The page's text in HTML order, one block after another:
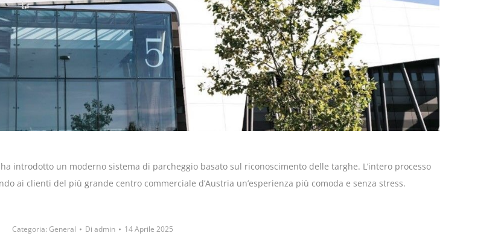
introdotto un moderno sistema di parcheggio basato sul riconoscimento delle targhe. L’intero processo
ai clienti del più grande centro commerciale d’Austria un’esperienza più comoda e senza stress.
Categoria: General Di admin 14 Aprile 2025